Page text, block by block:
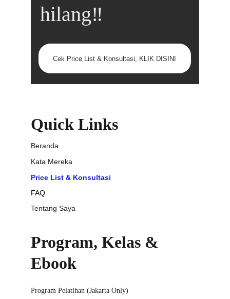
Quick Links
Program, Kelas &
Ebook
Beranda
Kata Mereka
Price List & Konsultasi
Tentang Saya
Program Pelatihan (Jakarta Only)
FAQ
hilang‼️
Cek Price List & Konsultasi, KLIK DISINI